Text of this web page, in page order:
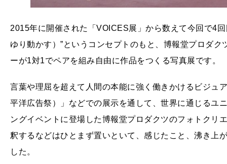
2015年に開催された「VOICES展」から数えて今回で4
ゆり動かす）”というコンセプトのもと、博報堂プロダ
ーが1対1でペアを組み自由に作品をつくる写真展です。
言葉や理屈を超えて人間の本能に強く働きかけるビジュ
平洋広告祭）」などでの展示を通して、世界に通じるユ
ングイベントに登場した博報堂プロダクツのフォトクリ
釈するなどはひとまず置いといて、感じたこと、沸き上
した。